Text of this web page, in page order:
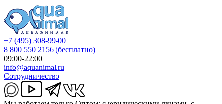
+7 (495) 308-99-00
8 800 550 2156 (бесплатно)
09:00-22:00
info@aquanimal.ru
Сотрудничество